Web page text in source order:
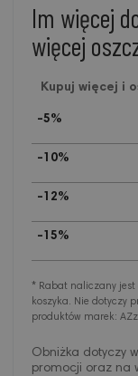
Im więcej
więcej
Kupuj więcej i
-5%
-10%
-12%
-15%
* Rabat naliczany
koszyka. Nie dotyczy
produktów marek:
Obniżka dotyczy
promocji oraz na